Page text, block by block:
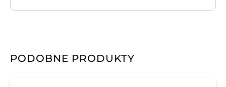
PODOBNE PRODUKTY